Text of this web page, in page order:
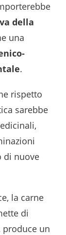
della
una
.
rispetto
sarebbe
di nuove
la carne
di
produce un